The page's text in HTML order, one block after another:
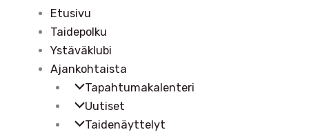
Etusivu
Taidepolku
Ystäväklubi
Ajankohtaista
Tapahtumakalenteri
Uutiset
Taidenäyttelyt